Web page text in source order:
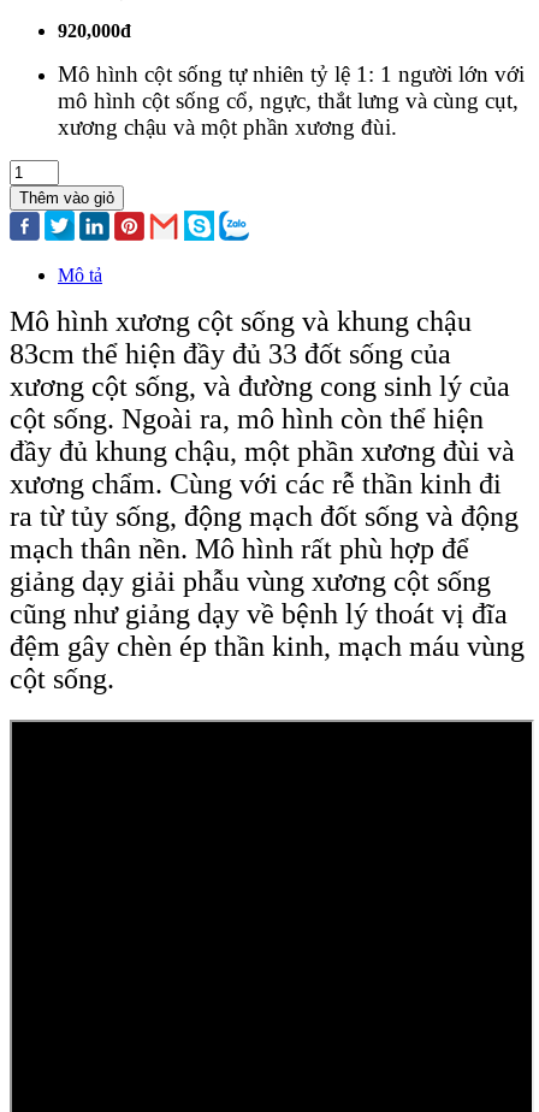
920,000đ
Mô hình cột sống tự nhiên tỷ lệ 1: 1 người lớn với
mô hình cột sống cổ, ngực, thắt lưng và cùng cụt,
xương chậu và một phần xương đùi.
Thêm vào giỏ
Mô tả
Mô hình xương cột sống và khung chậu
83cm thể hiện đầy đủ 33 đốt sống của
xương cột sống, và đường cong sinh lý của
cột sống. Ngoài ra, mô hình còn thể hiện
đầy đủ khung chậu, một phần xương đùi và
xương chẩm. Cùng với các rễ thần kinh đi
ra từ tủy sống, động mạch đốt sống và động
mạch thân nền. Mô hình rất phù hợp để
giảng dạy giải phẫu vùng xương cột sống
cũng như giảng dạy về bệnh lý thoát vị đĩa
đệm gây chèn ép thần kinh, mạch máu vùng
cột sống.